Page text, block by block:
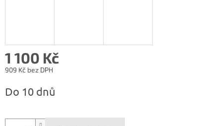
1 100 Kč
909 Kč bez DPH
cena:
Do 10 dnů